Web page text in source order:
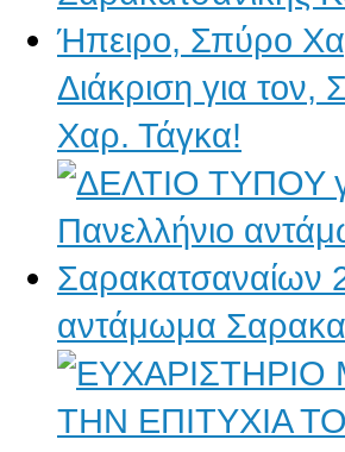
Διάκριση για
Χαρ. Τάγκα!
αντάμωμα